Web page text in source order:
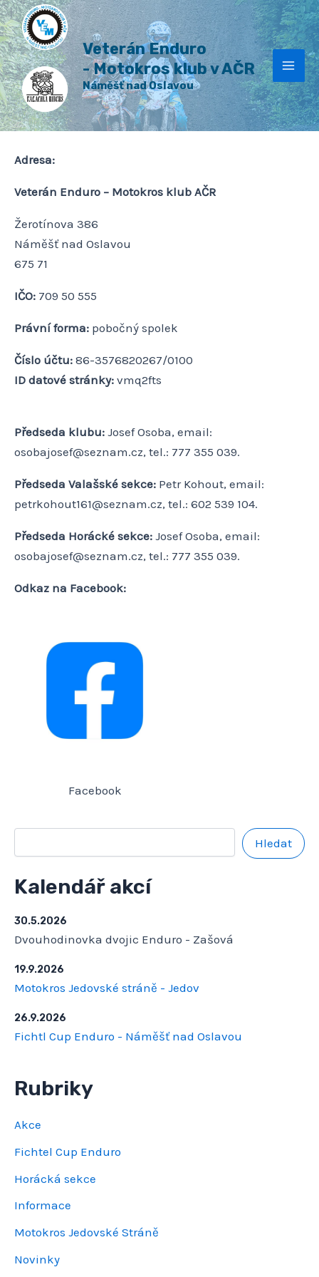
Přeskočit
na
obsah
Veterán Enduro
- Motokros klub v AČR
Náměšť nad Oslavou
Adresa:
Veterán Enduro – Motokros klub AČR
Žerotínova 386
Náměšť nad Oslavou
675 71
IČO: 709 50 555
Právní forma: pobočný spolek
Číslo účtu: 86-3576820267/0100
ID datové stránky: vmq2fts
Předseda klubu: Josef Osoba, email:
osobajosef@seznam.cz, tel.: 777 355 039.
Předseda Valašské sekce: Petr Kohout, email:
petrkohout161@seznam.cz, tel.: 602 539 104.
Předseda Horácké sekce: Josef Osoba, email:
osobajosef@seznam.cz, tel.: 777 355 039.
Odkaz na Facebook:
Facebook
H
l
e
d
a
t
Hledat
Kalendář akcí
30.5.2026
Dvouhodinovka dvojic Enduro - Zašová
19.9.2026
Motokros Jedovské stráně - Jedov
26.9.2026
Fichtl Cup Enduro - Náměšť nad Oslavou
Rubriky
Akce
Fichtel Cup Enduro
Horácká sekce
Informace
Motokros Jedovské Stráně
Novinky